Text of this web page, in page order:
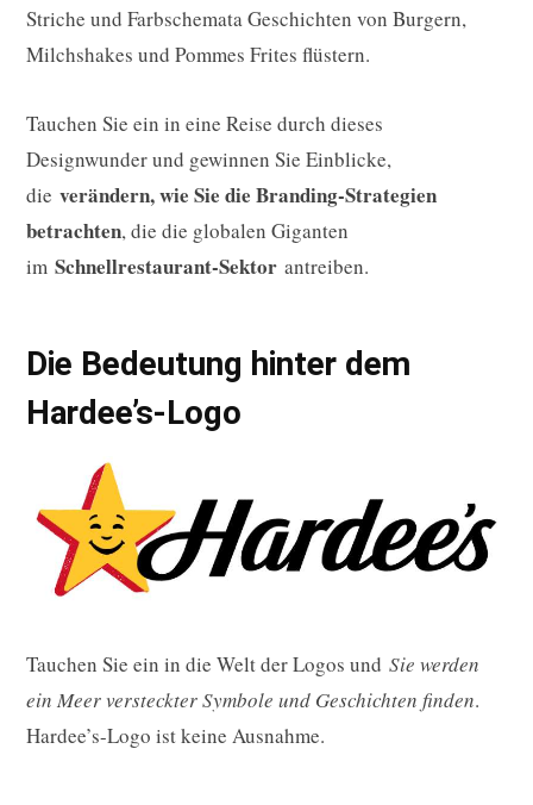
Striche und Farbschemata Geschichten von Burgern,
Milchshakes und Pommes Frites flüstern.
Tauchen Sie ein in eine Reise durch dieses
Designwunder und gewinnen Sie Einblicke,
die verändern, wie Sie die Branding-Strategien
betrachten, die die globalen Giganten
im Schnellrestaurant-Sektor antreiben.
Die Bedeutung hinter dem
Hardee’s-Logo
Tauchen Sie ein in die Welt der Logos und Sie werden
ein Meer versteckter Symbole und Geschichten finden.
Hardee’s-Logo ist keine Ausnahme.